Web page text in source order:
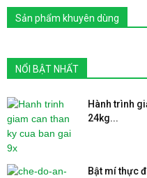
Sản phẩm khuyên dùng
NỔI BẬT NHẤT
Hành trình
24kg...
Bật mí thực